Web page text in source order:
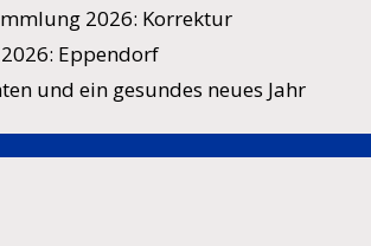
2026: Korrektur
Eppendorf
und ein gesundes neues Jahr